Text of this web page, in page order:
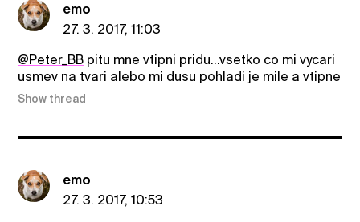
emo
27. 3. 2017, 11:03
@Peter_BB pitu mne vtipni pridu...vsetko co mi vycari
usmev na tvari alebo mi dusu pohladi je mile a vtipne
Show thread
emo
27. 3. 2017, 10:53